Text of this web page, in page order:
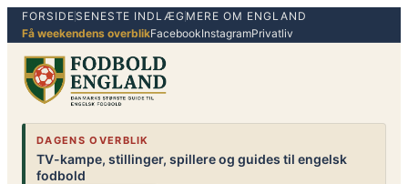
Spring
indhold
FORSIDESENESTE INDLÆGMERE OM ENGLAND
Få weekendens overblikFacebookInstagramPrivatliv
DAGENS OVERBLIK
TV-kampe, stillinger, spillere og guides til engelsk
fodbold